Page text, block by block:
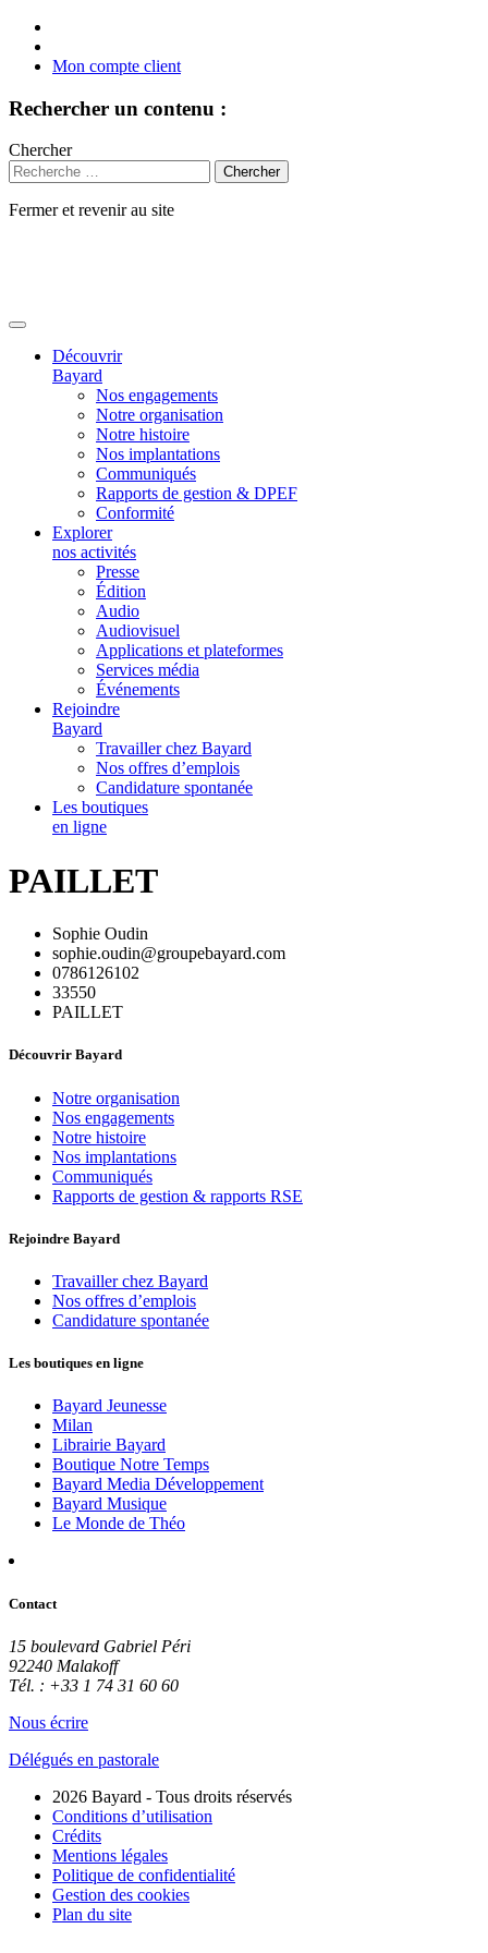
Mon compte client
Rechercher un contenu :
Chercher
Fermer et revenir au site
Découvrir
Bayard
Nos engagements
Notre organisation
Notre histoire
Nos implantations
Communiqués
Rapports de gestion & DPEF
Conformité
Explorer
nos activités
Presse
Édition
Audio
Audiovisuel
Applications et plateformes
Services média
Événements
Rejoindre
Bayard
Travailler chez Bayard
Nos offres d’emplois
Candidature spontanée
Les boutiques
en ligne
PAILLET
Sophie Oudin
sophie.oudin@groupebayard.com
0786126102
33550
PAILLET
Découvrir Bayard
Notre organisation
Nos engagements
Notre histoire
Nos implantations
Communiqués
Rapports de gestion & rapports RSE
Rejoindre Bayard
Travailler chez Bayard
Nos offres d’emplois
Candidature spontanée
Les boutiques en ligne
Bayard Jeunesse
Milan
Librairie Bayard
Boutique Notre Temps
Bayard Media Développement
Bayard Musique
Le Monde de Théo
Contact
15 boulevard Gabriel Péri
92240 Malakoff
Tél. : +33 1 74 31 60 60
Nous écrire
Délégués en pastorale
2026 Bayard - Tous droits réservés
Conditions d’utilisation
Crédits
Mentions légales
Politique de confidentialité
Gestion des cookies
Plan du site